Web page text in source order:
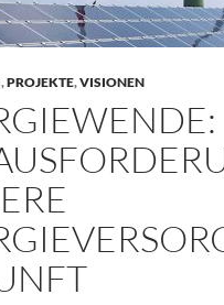
,PROJEKTE,VISIONEN